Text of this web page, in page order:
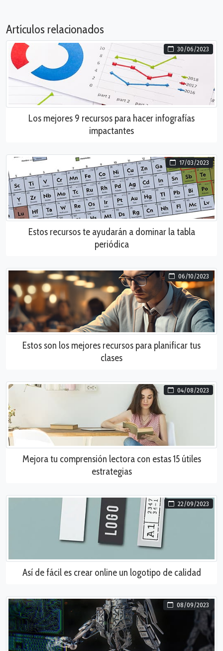
Artículos relacionados
30/06/2023
Los mejores 9 recursos para hacer infografías
impactantes
17/03/2023
Estos recursos te ayudarán a dominar la tabla
periódica
06/10/2023
Estos son los mejores recursos para planificar tus
clases
04/08/2023
Mejora tu comprensión lectora con estas 15 útiles
estrategias
22/09/2023
Así de fácil es crear online un logotipo de calidad
08/09/2023